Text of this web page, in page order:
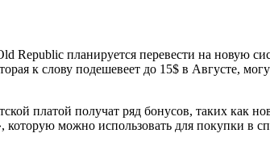
Republic планируется перевести на новую
к слову подешевеет до 15$ в Августе,
платой получат ряд бонусов, таких
которую можно использовать для покупки в